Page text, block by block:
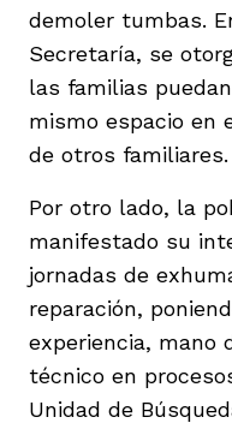
demoler tumbas.
Secretaría, se
las familias
mismo espacio en
de otros familiares.
Por otro lado, la
manifestado su
jornadas de
reparación,
experiencia, mano
técnico en
Unidad de